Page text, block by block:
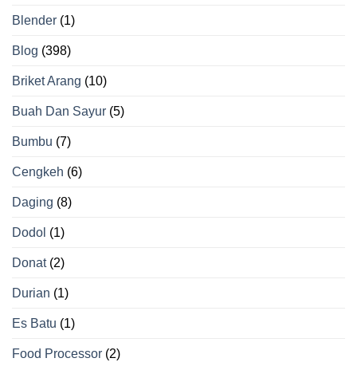
Blender (1)
Blog (398)
Briket Arang (10)
Buah Dan Sayur (5)
Bumbu (7)
Cengkeh (6)
Daging (8)
Dodol (1)
Donat(2)
Durian (1)
Es Batu (1)
Food Processor (2)